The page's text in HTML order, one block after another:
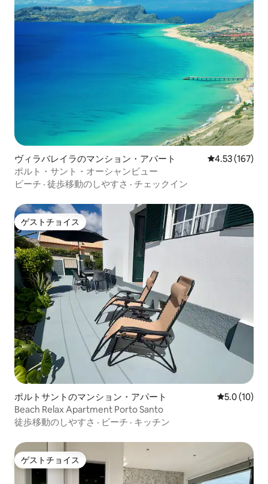
ヴィラバレイラのマンション・アパート レビュー167
4.53 (167)
ポルト・サント・オーシャンビュー
ビーチ · 徒歩移動のしやすさ · チェックイン
ゲストチョイス
ゲストチョイス
ポルトサントのマンション・アパート レビュー10
5.0 (10)
Beach Relax Apartment Porto Santo
徒歩移動のしやすさ · ビーチ · キッチン
ゲストチョイス
ゲストチョイス